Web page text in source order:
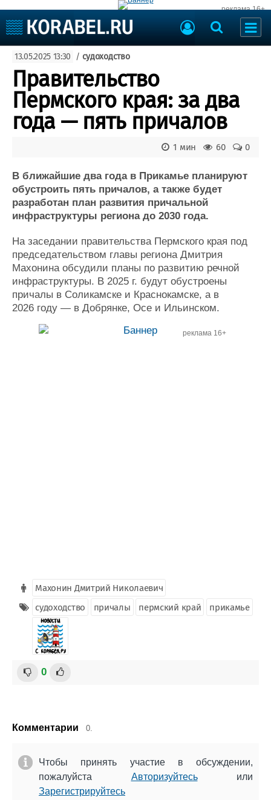
реклама 16+
Судоходство
Судоремонт
События
Пресс-релизы
Порты
Рыболовство
ВМФ
Образование
Судостроение
Пульс
Новости
Компании
Репутация
Работа
Крюинг
Журнал
Реклама
Торговая площадка
Доска объявлений
Продажа флота
Оборудование
Изделия
Материалы
Услуги
Конференции
Флот
13.05.2025 13:30 / судоходство
Правительство
Пермского края: за два
года — пять причалов
0
60
1 мин
В ближайшие два года в Прикамье планируют
обустроить пять причалов, а также будет
разработан план развития причальной
инфраструктуры региона до 2030 года.
На заседании правительства Пермского края под
председательством главы региона Дмитрия
Махонина обсудили планы по развитию речной
инфраструктуры. В 2025 г. будут обустроены
причалы в Соликамске и Краснокамске, а в
2026 году — в Добрянке, Осе и Ильинском.
реклама 16+
Махонин Дмитрий Николаевич
судоходство
причалы пермский край прикамье
0
Комментарии 0.
Чтобы принять участие в обсуждении,
пожалуйста Авторизуйтесьили
Зарегистрируйтесь